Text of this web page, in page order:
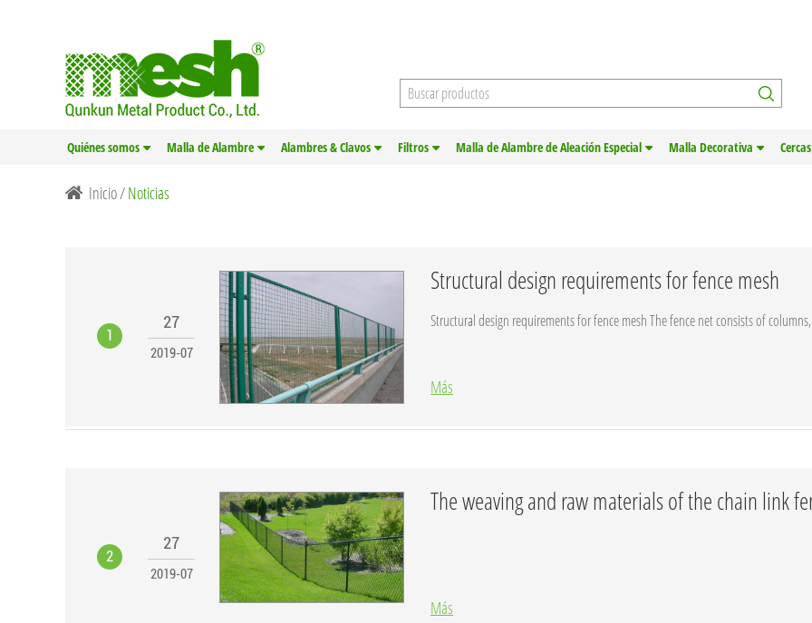
Quiénes somos Malla de Alambre Alambres & Clavos Filtros Malla de Alambre de Aleación Especial Malla Decorativa Cercas
Inicio/Noticias
1
27
2019-07
Structural design requirements for fence mesh
Structural design requirements for fence mesh The fence net consists of
Más
2
27
2019-07
The weaving and raw materials of the chain link
Más